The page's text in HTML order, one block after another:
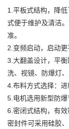
1.平板式结构，降
式便于维护及清洁
准。
2.变频启动，启动更
3.大翻盖设计，平
洗、视镜、防爆灯、
4.布料方式选择：进
5.电机选用新型防爆
6.密闭式结构，有效
密封件可采用硅胶